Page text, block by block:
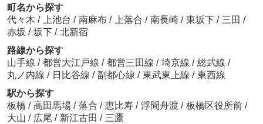
町名から探す
代々木 / 上池台 / 南麻布 / 上落合 / 南長崎 / 東坂下 / 三田 /
赤坂 / 坂下 / 北新宿
路線から探す
山手線 / 都営大江戸線 / 都営三田線 / 埼京線 / 総武線 /
丸ノ内線 / 日比谷線 / 副都心線 / 東武東上線 / 東西線
駅から探す
板橋 / 高田馬場 / 落合 / 恵比寿 / 浮間舟渡 / 板橋区役所前 /
大山 / 広尾 / 新江古田 / 三鷹